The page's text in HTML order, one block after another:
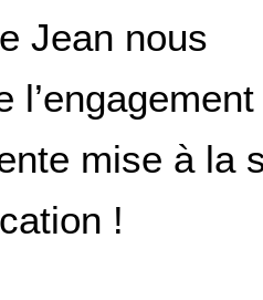
Jean nous
mise à la
!